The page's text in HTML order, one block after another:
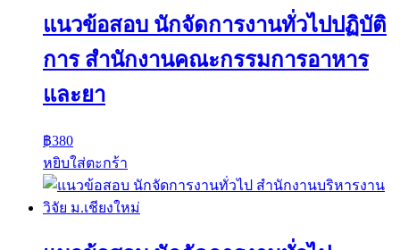
แนวข้อสอบ นักจัดการงานทั่วไปปฏิบัติ
การ สำนักงานคณะกรรมการอาหาร
และยา
฿380
หยิบใส่ตะกร้า